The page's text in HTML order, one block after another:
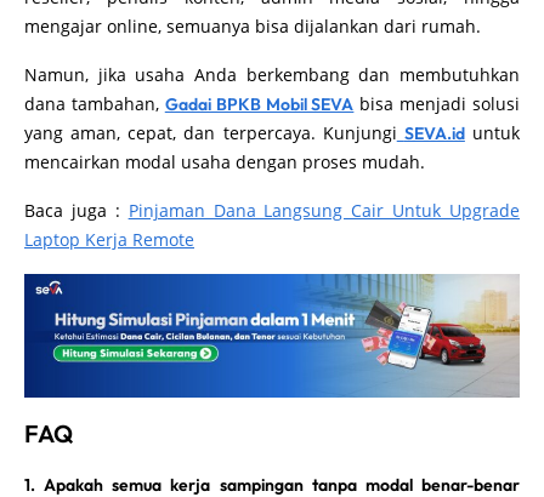
mengajar online, semuanya bisa dijalankan dari rumah.
Namun, jika usaha Anda berkembang dan membutuhkan
dana tambahan, Gadai BPKB Mobil SEVA bisa menjadi solusi
yang aman, cepat, dan terpercaya. Kunjungi SEVA.iduntuk
mencairkan modal usaha dengan proses mudah.
Baca juga : Pinjaman Dana Langsung Cair Untuk Upgrade
Laptop Kerja Remote
FAQ
1. Apakah semua kerja sampingan tanpa modal benar-benar